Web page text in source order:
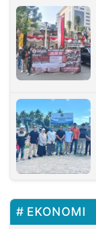
EKONOMI